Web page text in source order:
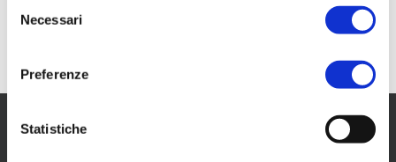
delNecessari
Preferenze
Statistiche
inoltre il Qr code per acquistare un titolo di viaggio e
seguire l'autobus di proprio interesse in tempo reale